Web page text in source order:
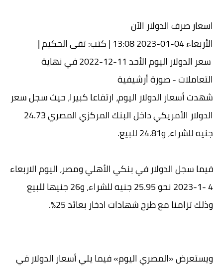
اسعار صرف الدولار الآن
الأربعاء 04-01-2023 13:08 | كتب: تقى الحكيم |
سعر الدولار اليوم الأحد 11-12-2022 في نهاية
التعاملات - صورة أرشيفية
شهدت أسعار الدولار اليوم، ارتفاعا كبيرا، حيث سجل سعر
الدولار الأمريكي داخل البنك المركزي المصري 24.73
جنيه للشراء، و24.81 للبيع.
فيما سجل الدولار في بنكي الأهلي ومصر، اليوم الاربعاء
4 -1-2023 نحو 25.95 جنيه للشراء، و26 جنيها للبيع
وذلك تزامنا مع طرح شهادات ادخار بعائد 25%.
ويستعرض «المصري اليوم» فيما يلي أسعار الدولار في